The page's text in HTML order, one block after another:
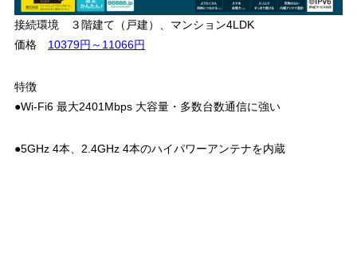
接続環境 ３階建て（戸建）、マンション4LDK
価格 10379円～11066円
特徴
●Wi-Fi6 最大2401Mbps 大容量・多数台数通信に強い
●5GHz 4本、2.4GHz 4本のハイパワーアンテナを内蔵